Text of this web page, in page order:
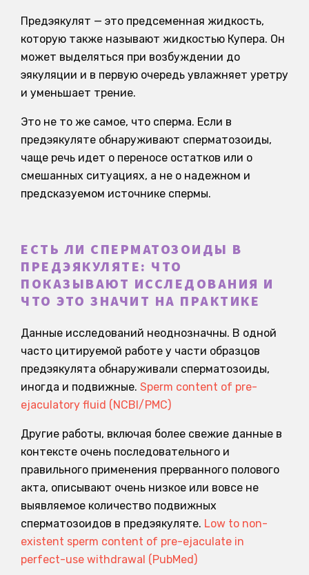
Предэякулят — это предсеменная жидкость,
которую также называют жидкостью Купера. Он
может выделяться при возбуждении до
эякуляции и в первую очередь увлажняет уретру
и уменьшает трение.
Это не то же самое, что сперма. Если в
предэякуляте обнаруживают сперматозоиды,
чаще речь идет о переносе остатков или о
смешанных ситуациях, а не о надежном и
предсказуемом источнике спермы.
ЕСТЬ ЛИ СПЕРМАТОЗОИДЫ В
ПРЕДЭЯКУЛЯТЕ: ЧТО
ПОКАЗЫВАЮТ ИССЛЕДОВАНИЯ И
ЧТО ЭТО ЗНАЧИТ НА ПРАКТИКЕ
Данные исследований неоднозначны. В одной
часто цитируемой работе у части образцов
предэякулята обнаруживали сперматозоиды,
иногда и подвижные. Sperm content of pre-
ejaculatory fluid (NCBI/PMC)
Другие работы, включая более свежие данные в
контексте очень последовательного и
правильного применения прерванного полового
акта, описывают очень низкое или вовсе не
выявляемое количество подвижных
сперматозоидов в предэякуляте. Low to non-
existent sperm content of pre-ejaculate in
perfect-use withdrawal (PubMed)